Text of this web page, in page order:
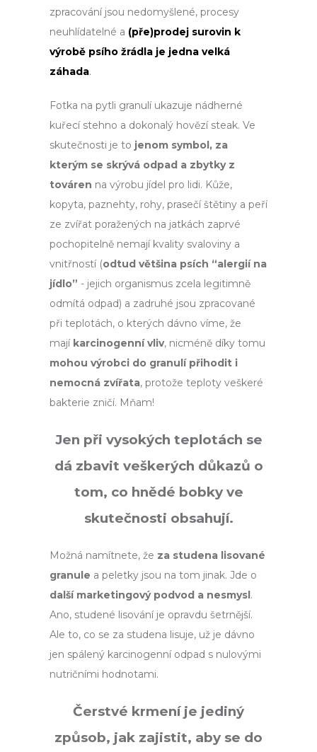
zpracování jsou nedomyšlené, procesy
neuhlídatelné a (pře)prodej surovin k
výrobě psího žrádla je jedna velká
záhada.
Fotka na pytli granulí ukazuje nádherné
kuřecí stehno a dokonalý hovězí steak. Ve
skutečnosti je to jenom symbol, za
kterým se skrývá odpad a zbytky z
továren na výrobu jídel pro lidi. Kůže,
kopyta, paznehty, rohy, prasečí štětiny a peří
ze zvířat poražených na jatkách zaprvé
pochopitelně nemají kvality svaloviny a
vnitřností (odtud většina psích “alergií na
jídlo” - jejich organismus zcela legitimně
odmítá odpad) a zadruhé jsou zpracované
při teplotách, o kterých dávno víme, že
mají karcinogenní vliv, nicméně díky tomu
mohou výrobci do granulí přihodit i
nemocná zvířata, protože teploty veškeré
bakterie zničí. Mňam!
Jen při vysokých teplotách se
dá zbavit veškerých důkazů o
tom, co hnědé bobky ve
skutečnosti obsahují.
Možná namítnete, že za studena lisované
granule a peletky jsou na tom jinak. Jde o
další marketingový podvod a nesmysl .
Ano, studené lisování je opravdu šetrnější.
Ale to, co se za studena lisuje, už je dávno
jen spálený karcinogenní odpad s nulovými
nutričními hodnotami.
Čerstvé krmení je jediný
způsob, jak zajistit, aby se do